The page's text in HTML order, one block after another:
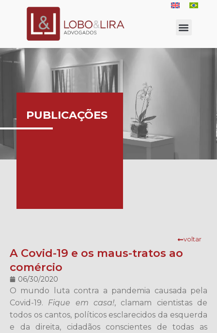
PUBLICAÇÕES
voltar
A Covid-19 e os maus-tratos ao
comércio
06/30/2020
O mundo luta contra a pandemia causada pela
Covid-19. Fique em casa!, clamam cientistas de
todos os cantos, políticos esclarecidos da esquerda
e da direita, cidadãos conscientes de todas as